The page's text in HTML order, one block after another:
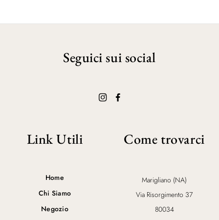
Link Utili
Home
Chi Siamo
Negozio
Come trovarci
Marigliano (NA)
Via Risorgimento 37
80034
Seguici sui social